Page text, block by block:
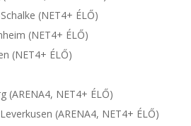
(NET4+ ÉLŐ)
(NET4+ ÉLŐ)
(NET4+ ÉLŐ)
(ARENA4, NET4+ ÉLŐ)
(ARENA4, NET4+ ÉLŐ)